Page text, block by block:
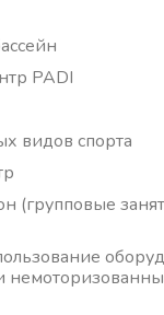
PADI
видов спорта
(групповые